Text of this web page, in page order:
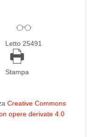
Letto 25491
Stampa
Creative Commons
opere derivate 4.0